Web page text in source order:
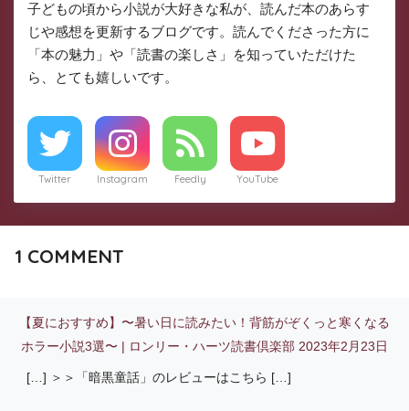
子どもの頃から小説が大好きな私が、読んだ本のあらす
じや感想を更新するブログです。読んでくださった方に
「本の魅力」や「読書の楽しさ」を知っていただけた
ら、とても嬉しいです。
Twitter Instagram Feedly YouTube
1 COMMENT
【夏におすすめ】〜暑い日に読みたい！背筋がぞくっと寒くなる
ホラー小説3選〜 | ロンリー・ハーツ読書倶楽部 2023年2月23日
[…] ＞＞「暗黒童話」のレビューはこちら […]